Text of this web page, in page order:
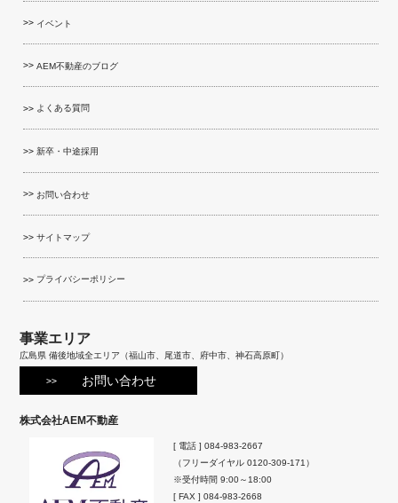
イベント
AEM不動産のブログ
よくある質問
新卒・中途採用
お問い合わせ
サイトマップ
プライバシーポリシー
事業エリア
広島県 備後地域全エリア（福山市、尾道市、府中市、神石高原町）
お問い合わせ
株式会社AEM不動産
[ 電話 ]084-983-2667
（フリーダイヤル0120-309-171 ）
※受付時間 9:00～18:00
[ FAX ] 084-983-2668